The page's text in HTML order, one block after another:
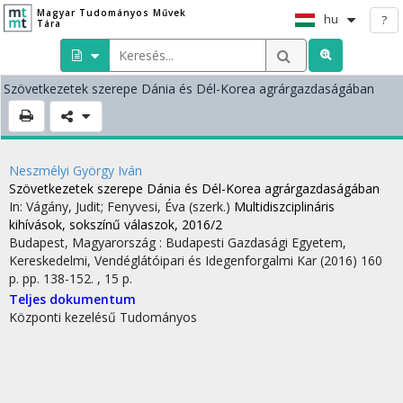
Magyar Tudományos Művek
Tára
hu ?
Szövetkezetek szerepe Dánia és Dél-Korea agrárgazdaságában
Neszmélyi György Iván
Szövetkezetek szerepe Dánia és Dél-Korea agrárgazdaságában
In: Vágány, Judit; Fenyvesi, Éva (szerk.) Multidiszciplináris
kihívások, sokszínű válaszok, 2016/2
Budapest, Magyarország : Budapesti Gazdasági Egyetem,
Kereskedelmi, Vendéglátóipari és Idegenforgalmi Kar (2016) 160
p. pp. 138-152. , 15 p.
Teljes dokumentum
Központi kezelésű Tudományos